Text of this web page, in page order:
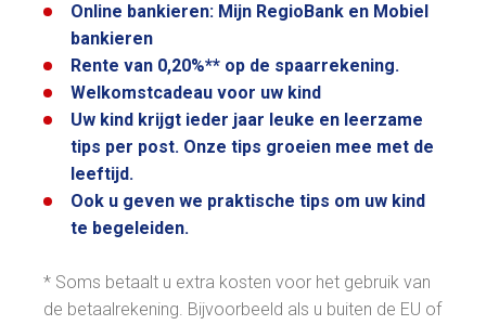
Online bankieren: Mijn RegioBank en Mobiel
bankieren
Rente van 0,20%** op de spaarrekening.
Welkomstcadeau voor uw kind
Uw kind krijgt ieder jaar leuke en leerzame
tips per post. Onze tips groeien mee met de
leeftijd.
Ook u geven we praktische tips om uw kind
te begeleiden.
* Soms betaalt u extra kosten voor het gebruik van
de betaalrekening. Bijvoorbeeld als u buiten de EU of